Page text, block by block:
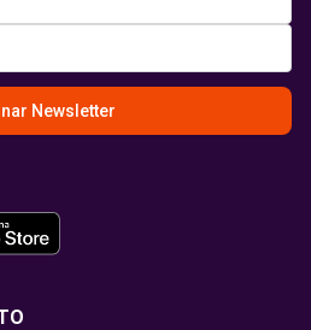
Newsletter